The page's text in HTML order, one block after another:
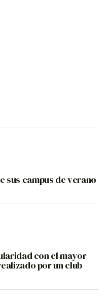
sus campus de verano
con el mayor
por un club